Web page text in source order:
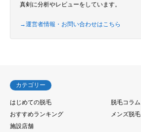
真剣に分析やレビューをしています。
→運営者情報・お問い合わせはこちら
カテゴリー
はじめての脱毛
脱毛コラム
おすすめランキング
メンズ脱毛
施設店舗